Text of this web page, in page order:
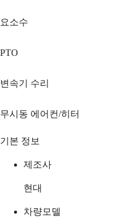
요소수
PTO
변속기 수리
무시동 에어컨/히터
기본 정보
제조사
현대
차량모델